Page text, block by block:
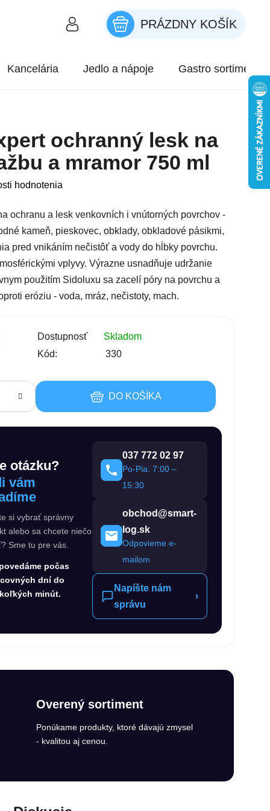
NÁKUPNÝ KOŠÍK
PRÁZDNY KOŠÍK
Kancelária Jedlo a nápoje Gastro sortiment
ochranný lesk na
a mramor 750 ml
je 3,5 z 5 hviezdičiek.
hodnotenia
ochranu a lesk venkovních i vnútorných povrchov -
kameň, pieskovec, obklady, obkladové pásikmi,
pred vnikáním nečistôť a vody do hĺbky povrchu.
vplyvy. Výrazne usnadňuje udržanie
použitím Sidoluxu sa zacelí póry na povrchu a
eróziu - voda, mráz, nečistoty, mach.
Dostupnosť
Skladom
Kód:
330
DO KOŠÍKA
otázku?
vám
si vybrať správny
alebo sa chcete niečo
Sme tu pre vás.
počas
dní do
minút.
037 772 02 97
Po-Pia: 7:00 –
15:30
obchod@smart-
log.sk
Odpovieme e-
mailom
Napíšte nám
správu
›
Overený sortiment
Ponúkame produkty, ktoré dávajú zmysel
- kvalitou aj cenou.